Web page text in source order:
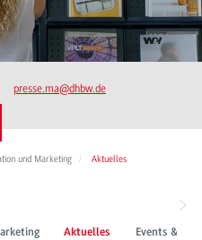
presse.ma@dhbw.de
und Marketing Aktuelles
Aktuelles Events &